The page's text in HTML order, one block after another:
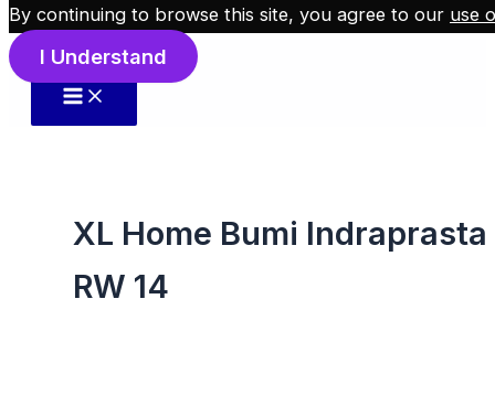
Skip to content
XL Home Bumi Indraprasta
RW 14
By continuing to browse this site, you agree to our use
I Understand